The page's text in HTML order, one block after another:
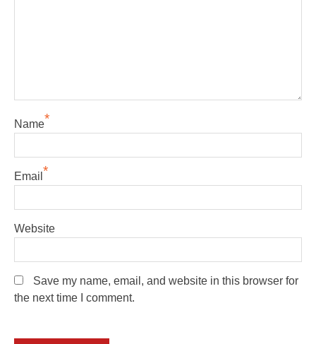
Name*
Email *
Website
Save my name, email, and website in this browser for
the next time I comment.